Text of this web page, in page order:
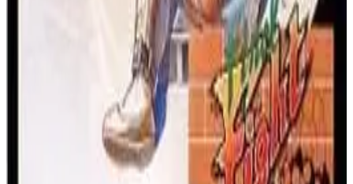
一个小巧精悍的恶搞之作！这款NES经典游戏以可爱的Q
版画风重新演绎了《快打旋风》，并采用独特的类RPG经
验系统，让你的格斗家升级成长。
任天堂娱乐系统 动作 快打旋风
疯狂齿轮帮重出江湖！加入哈加、真纪和卡洛斯，踏上全